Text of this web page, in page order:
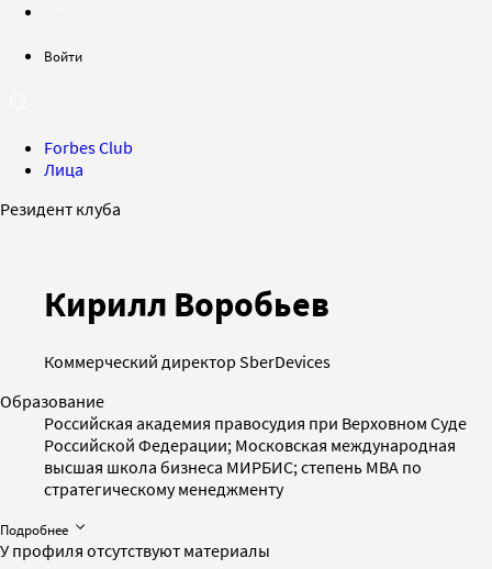
Войти
Forbes Club
Лица
Резидент клуба
Кирилл Воробьев
Коммерческий директор SberDevices
Образование
Российская академия правосудия при Верховном Суде
Российской Федерации; Московская международная
высшая школа бизнеса МИРБИС; степень МВА по
стратегическому менеджменту
Подробнее
У профиля отсутствуют материалы